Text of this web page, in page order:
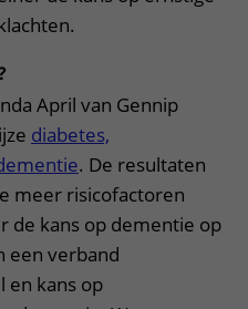
April van Gennip
diabetes,
. De resultaten
meer risicofactoren
de kans op dementie op
een verband
en kans op